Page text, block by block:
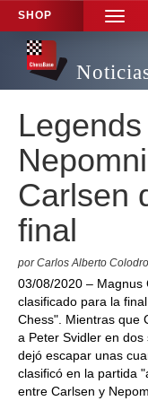
SHOP
TOGGLE
Carlsen
final
por Carlos Alberto Colodro
03/08/2020 – Magnus
clasificado para la
Chess". Mientras que
a Peter Svidler en
dejó escapar unas
clasificó en la partida
entre Carlsen y